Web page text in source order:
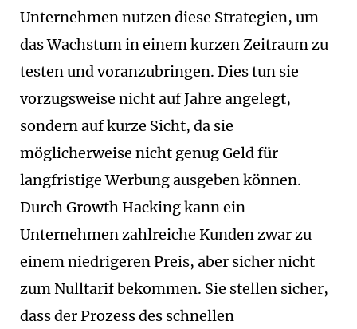
Unternehmen nutzen diese Strategien, um
das Wachstum in einem kurzen Zeitraum zu
testen und voranzubringen. Dies tun sie
vorzugsweise nicht auf Jahre angelegt,
sondern auf kurze Sicht, da sie
möglicherweise nicht genug Geld für
langfristige Werbung ausgeben können.
Durch Growth Hacking kann ein
Unternehmen zahlreiche Kunden zwar zu
einem niedrigeren Preis, aber sicher nicht
zum Nulltarif bekommen. Sie stellen sicher,
dass der Prozess des schnellen